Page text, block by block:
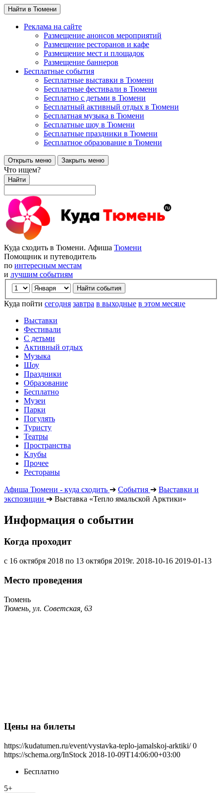
Найти в Тюмени
Реклама на сайте
Размещение анонсов мероприятий
Размещение ресторанов и кафе
Размещение мест и площадок
Размещение баннеров
Бесплатные события
Бесплатные выставки в Тюмени
Бесплатные фестивали в Тюмени
Бесплатно с детьми в Тюмени
Бесплатный активный отдых в Тюмени
Бесплатная музыка в Тюмени
Бесплатные шоу в Тюмени
Бесплатные праздники в Тюмени
Бесплатное образование в Тюмени
Открыть меню Закрыть меню
Что ищем?
Найти
Куда сходить в Тюмени. Афиша Тюмени
Помощник и путеводитель
по интересным местам
и лучшим событиям
Куда пойти сегодня завтра в выходные в этом месяце
Выставки
Фестивали
С детьми
Активный отдых
Музыка
Шоу
Праздники
Образование
Бесплатно
Музеи
Парки
Погулять
Туристу
Театры
Пространства
Клубы
Прочее
Рестораны
Афиша Тюмени - куда сходить ➔ События ➔ Выставки и
экспозиции ➔ Выставка «Тепло ямальской Арктики»
Информация о событии
Когда проходит
с 16 октября 2018 по 13 октября 2019г. 2018-10-16 2019-01-13
Место проведения
Тюмень
Тюмень, ул. Советская, 63
Цены на билеты
https://kudatumen.ru/event/vystavka-teplo-jamalskoj-arktiki/ 0
https://schema.org/InStock 2018-10-09T14:06:00+03:00
Бесплатно
5+